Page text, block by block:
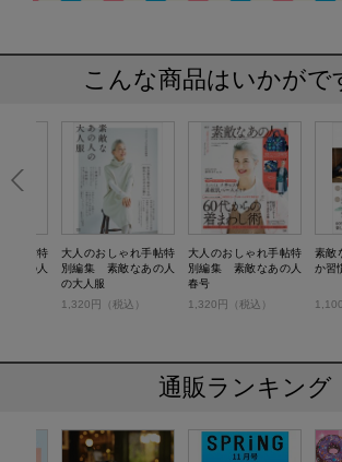
こんな商品はいかがで
れ手帖特
あの人
大人のおしゃれ手帖特
別編集 素敵なあの人
の大人服
1,320円（税込）
大人のおしゃれ手帖特
別編集 素敵なあの人
春号
1,320円（税込）
素敵
か習
通販ランキング